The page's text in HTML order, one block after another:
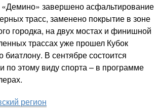
завершено асфальтирование
трасс, заменено покрытие в зоне
городка, на двух мостах и финишной
трассах уже прошел Кубок
биатлону. В сентябре состоится
по этому виду спорта – в программе
регион